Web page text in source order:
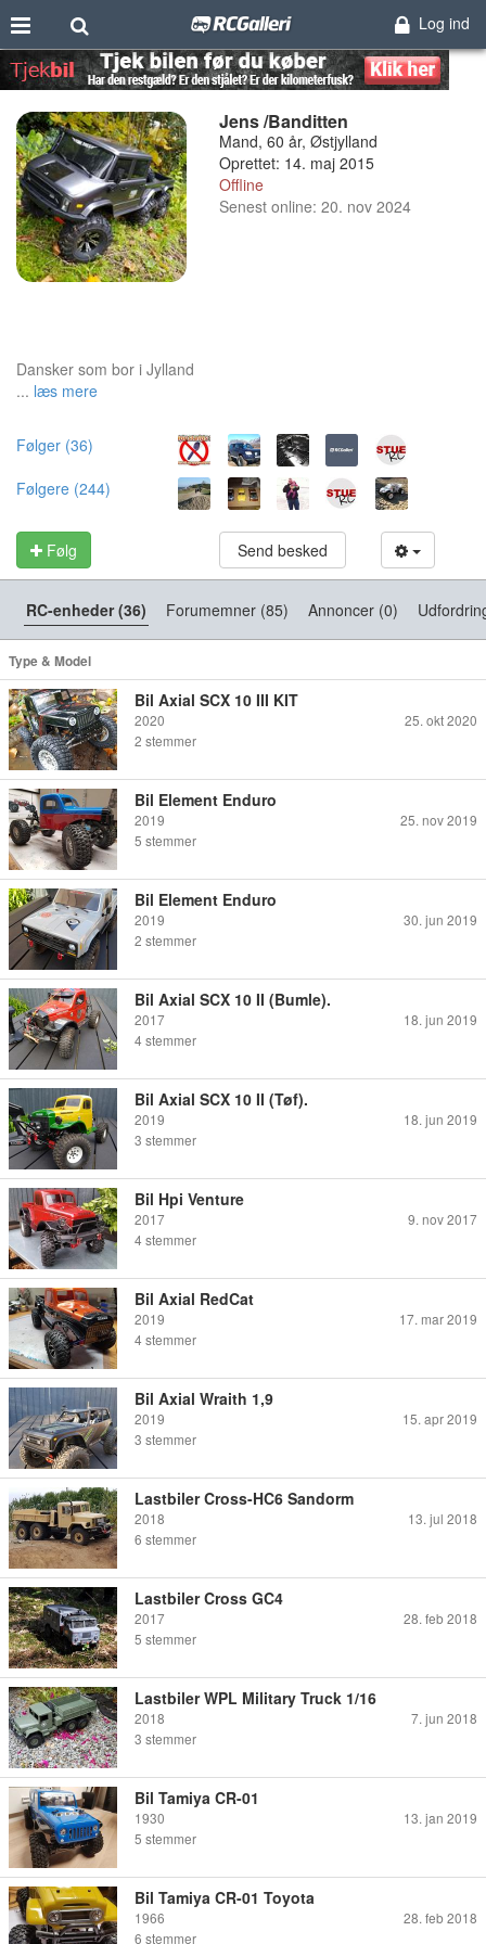
Log ind
Jens /Banditten
Mand, 60 år, Østjylland
Oprettet: 14. maj 2015
Offline
Senest online: 20. nov 2024
Dansker som bor i Jylland
... læs mere
Følger (36)
Følgere (244)
Følg Send besked
RC-enheder (36) Forumemner (85) Annoncer (0)
Type & Model
Bil Axial SCX 10 III KIT
2020
25. okt 2020
2 stemmer
Bil Element Enduro
2019
25. nov 2019
5 stemmer
Bil Element Enduro
2019
30. jun 2019
2 stemmer
Bil Axial SCX 10 II (Bumle).
2017
18. jun 2019
4 stemmer
Bil Axial SCX 10 II (Tøf).
2019
18. jun 2019
3 stemmer
Bil Hpi Venture
2017
9. nov 2017
4 stemmer
Bil Axial RedCat
2019
17. mar 2019
4 stemmer
Bil Axial Wraith 1,9
2019
15. apr 2019
3 stemmer
Lastbiler Cross-HC6 Sandorm
2018
13. jul 2018
6 stemmer
Lastbiler Cross GC4
2017
28. feb 2018
5 stemmer
Lastbiler WPL Military Truck 1/16
2018
7. jun 2018
3 stemmer
Bil Tamiya CR-01
1930
13. jan 2019
5 stemmer
Bil Tamiya CR-01 Toyota
1966
28. feb 2018
6 stemmer